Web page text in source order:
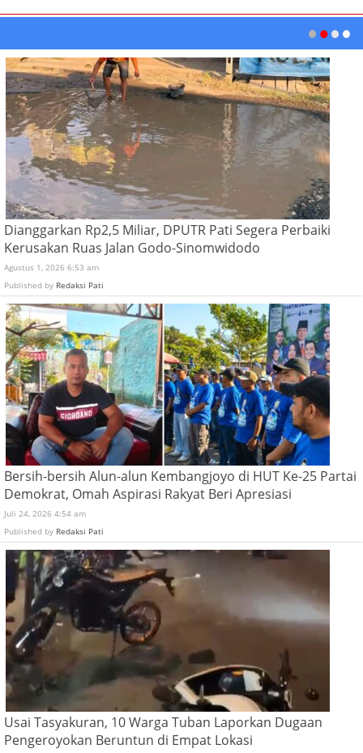
Dianggarkan Rp2,5 Miliar, DPUTR Pati Segera Perbaiki
Kerusakan Ruas Jalan Godo-Sinomwidodo
Agustus 1, 2026 6:53 am
Published by Redaksi Pati
Bersih-bersih Alun-alun Kembangjoyo di HUT Ke-25 Partai
Demokrat, Omah Aspirasi Rakyat Beri Apresiasi
Juli 24, 2026 4:54 am
Published by Redaksi Pati
Usai Tasyakuran, 10 Warga Tuban Laporkan Dugaan
Pengeroyokan Beruntun di Empat Lokasi